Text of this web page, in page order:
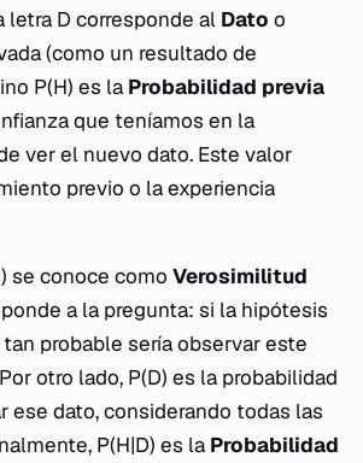
letra D corresponde al Dato o
(como un resultado de
P(H) es la Probabilidad previa
que teníamos en la
ver el nuevo dato. Este valor
previo o la experiencia
se conoce como Verosimilitud
a la pregunta: si la hipótesis
probable sería observar este
otro lado, P(D) es la probabilidad
ese dato, considerando todas las
P(H|D) es la Probabilidad